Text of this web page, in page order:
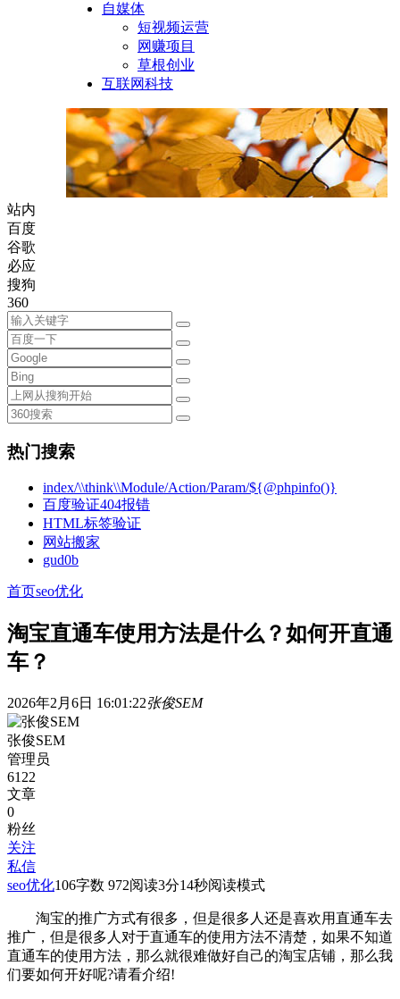
自媒体
短视频运营
网赚项目
草根创业
互联网科技
站内
百度
谷歌
必应
搜狗
360
热门搜索
index/\\think\\Module/Action/Param/${@phpinfo()}
百度验证404报错
HTML标签验证
网站搬家
gud0b
首页seo优化
淘宝直通车使用方法是什么？如何开直通
车？
2026年2月6日 16:01:22张俊SEM
张俊SEM
管理员
6122
文章
0
粉丝
关注
私信
seo优化106字数 972阅读3分14秒阅读模式
淘宝的推广方式有很多，但是很多人还是喜欢用直通车去
推广，但是很多人对于直通车的使用方法不清楚，如果不知道
直通车的使用方法，那么就很难做好自己的淘宝店铺，那么我
们要如何开好呢?请看介绍!